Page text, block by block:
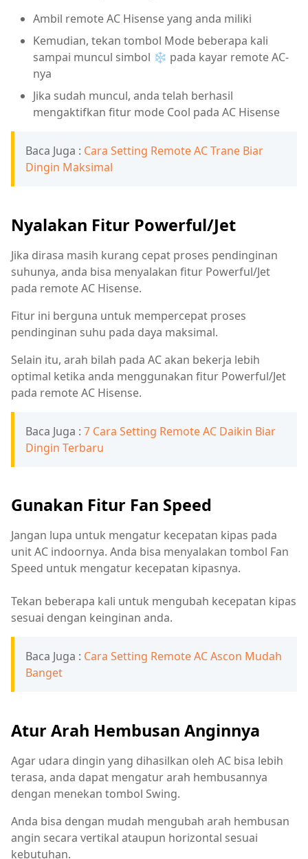
Ambil remote AC Hisense yang anda miliki
Kemudian, tekan tombol Mode beberapa kali
sampai muncul simbol ❄ pada kayar remote AC-
nya
Jika sudah muncul, anda telah berhasil
mengaktifkan fitur mode Cool pada AC Hisense
Baca Juga : Cara Setting Remote AC Trane Biar
Dingin Maksimal
Nyalakan Fitur Powerful/Jet
Jika dirasa masih kurang cepat proses pendinginan
suhunya, anda bisa menyalakan fitur Powerful/Jet
pada remote AC Hisense.
Fitur ini berguna untuk mempercepat proses
pendinginan suhu pada daya maksimal.
Selain itu, arah bilah pada AC akan bekerja lebih
optimal ketika anda menggunakan fitur Powerful/Jet
pada remote AC Hisense.
Baca Juga : 7 Cara Setting Remote AC Daikin Biar
Dingin Terbaru
Gunakan Fitur Fan Speed
Jangan lupa untuk mengatur kecepatan kipas pada
unit AC indoornya. Anda bisa menyalakan tombol Fan
Speed untuk mengatur kecepatan kipasnya.
Tekan beberapa kali untuk mengubah kecepatan kipas
sesuai dengan keinginan anda.
Baca Juga : Cara Setting Remote AC Ascon Mudah
Banget
Atur Arah Hembusan Anginnya
Agar udara dingin yang dihasilkan oleh AC bisa lebih
terasa, anda dapat mengatur arah hembusannya
dengan menekan tombol Swing.
Anda bisa dengan mudah mengubah arah hembusan
angin secara vertikal ataupun horizontal sesuai
kebutuhan.